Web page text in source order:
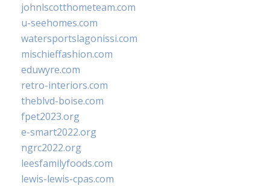
johnlscotthometeam.com
u-seehomes.com
watersportslagonissi.com
mischieffashion.com
eduwyre.com
retro-interiors.com
theblvd-boise.com
fpet2023.org
e-smart2022.org
ngrc2022.org
leesfamilyfoods.com
lewis-lewis-cpas.com